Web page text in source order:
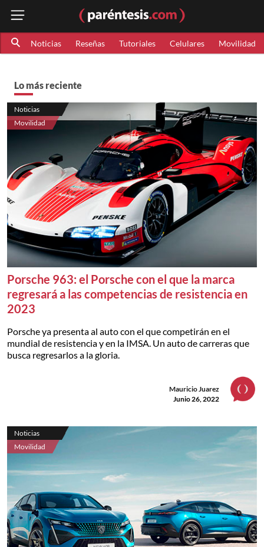
Noticias Reseñas Tutoriales Celulares Movilidad
Lo más reciente
Noticias
Movilidad
Porsche 963: el Porsche con el que la marca
regresará a las competencias de resistencia en
2023
Porsche ya presenta al auto con el que competirán en el
mundial de resistencia y en la IMSA. Un auto de carreras que
busca regresarlos a la gloria.
Mauricio Juarez
Junio 26, 2022
Noticias
Movilidad